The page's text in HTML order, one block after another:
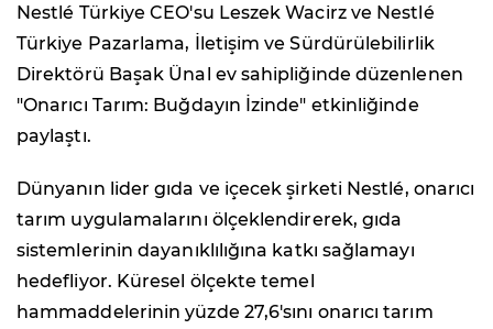
Nestlé Türkiye CEO'su Leszek Wacirz ve Nestlé
Türkiye Pazarlama, İletişim ve Sürdürülebilirlik
Direktörü Başak Ünal ev sahipliğinde düzenlenen
"Onarıcı Tarım: Buğdayın İzinde" etkinliğinde
paylaştı.
Dünyanın lider gıda ve içecek şirketi Nestlé, onarıcı
tarım uygulamalarını ölçeklendirerek, gıda
sistemlerinin dayanıklılığına katkı sağlamayı
hedefliyor. Küresel ölçekte temel
hammaddelerinin yüzde 27,6'sını onarıcı tarım